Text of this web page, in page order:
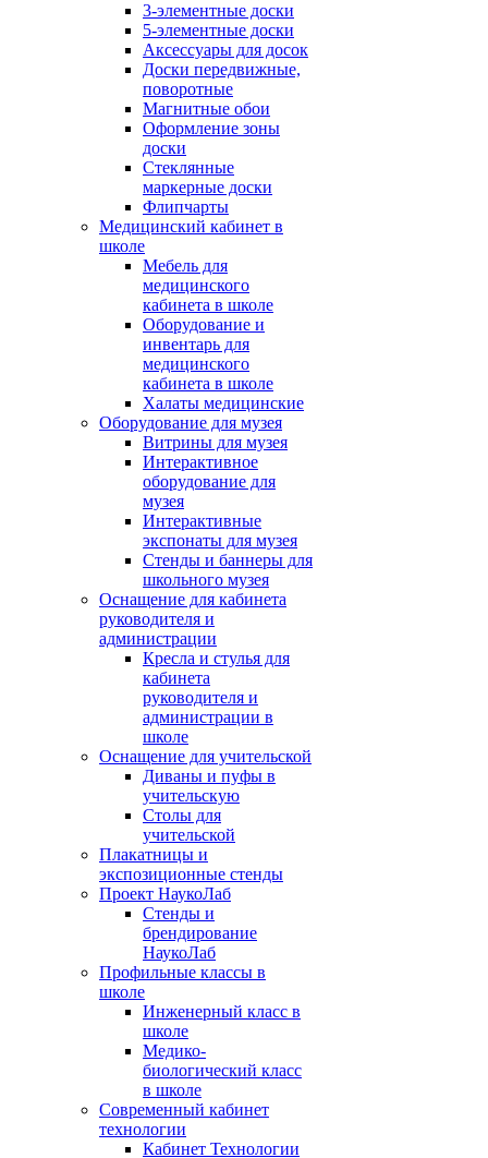
3-элементные доски
5-элементные доски
Аксессуары для досок
Доски передвижные,
поворотные
Магнитные обои
Оформление зоны
доски
Стеклянные
маркерные доски
Флипчарты
Медицинский кабинет в
школе
Мебель для
медицинского
кабинета в школе
Оборудование и
инвентарь для
медицинского
кабинета в школе
Халаты медицинские
Оборудование для музея
Витрины для музея
Интерактивное
оборудование для
музея
Интерактивные
экспонаты для музея
Стенды и баннеры для
школьного музея
Оснащение для кабинета
руководителя и
администрации
Кресла и стулья для
кабинета
руководителя и
администрации в
школе
Оснащение для учительской
Диваны и пуфы в
учительскую
Столы для
учительской
Плакатницы и
экспозиционные стенды
Проект НаукоЛаб
Стенды и
брендирование
НаукоЛаб
Профильные классы в
школе
Инженерный класс в
школе
Медико-
биологический класс
в школе
Современный кабинет
технологии
Кабинет Технологии